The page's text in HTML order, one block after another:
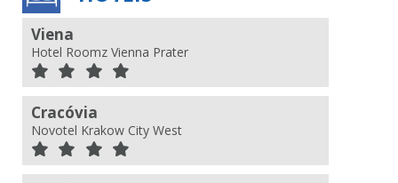
Viena
Hotel Roomz Vienna Prater
Cracóvia
Novotel Krakow City West